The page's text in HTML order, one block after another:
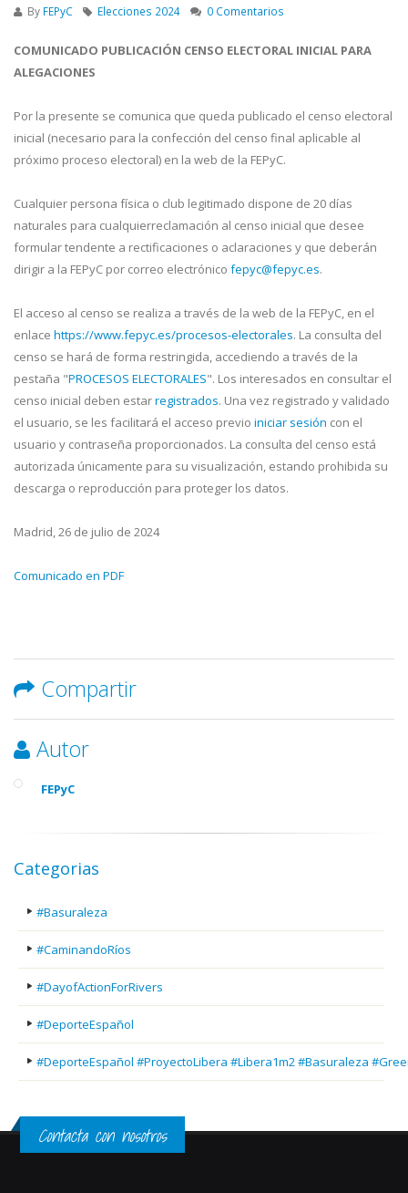
By FEPyC Elecciones 2024 0 Comentarios
COMUNICADO PUBLICACIÓN CENSO ELECTORAL INICIAL PARA
ALEGACIONES
Por la presente se comunica que queda publicado el censo electoral
inicial (necesario para la confección del censo final aplicable al
próximo proceso electoral) en la web de la FEPyC.
Cualquier persona física o club legitimado dispone de 20 días
naturales para cualquierreclamación al censo inicial que desee
formular tendente a rectificaciones o aclaraciones y que deberán
dirigir a la FEPyC por correo electrónico fepyc@fepyc.es.
El acceso al censo se realiza a través de la web de la FEPyC, en el
enlace https://www.fepyc.es/procesos-electorales. La consulta del
censo se hará de forma restringida, accediendo a través de la
pestaña "PROCESOS ELECTORALES". Los interesados en consultar el
censo inicial deben estarregistrados. Una vez registrado y validado
el usuario, se les facilitará el acceso previo iniciar sesión con el
usuario y contraseña proporcionados. La consulta del censo está
autorizada únicamente para su visualización, estando prohibida su
descarga o reproducción para proteger los datos.
Madrid, 26 de julio de 2024
Comunicado en PDF
Compartir
Autor
FEPyC
Categorias
#Basuraleza
#CaminandoRíos
#DayofActionForRivers
#DeporteEspañol
#DeporteEspañol #ProyectoLibera #Libera1m2 #Basuraleza
Contacta con nosotros